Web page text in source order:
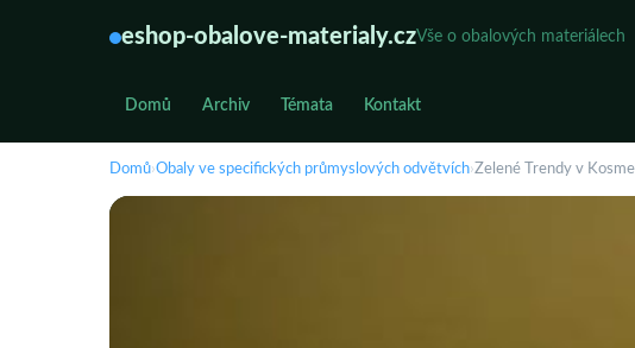
eshop-obalove-materialy.czVše o obalových materiálech
Domů Archiv Témata Kontakt
Domů›Obaly ve specifických průmyslových odvětvích›Zelené Trendy v